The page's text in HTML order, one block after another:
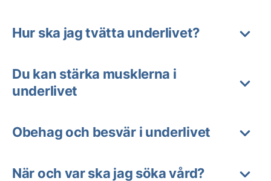
Hur ska jag tvätta underlivet?
Du kan stärka musklerna i
underlivet
Obehag och besvär i underlivet
När och var ska jag söka vård?